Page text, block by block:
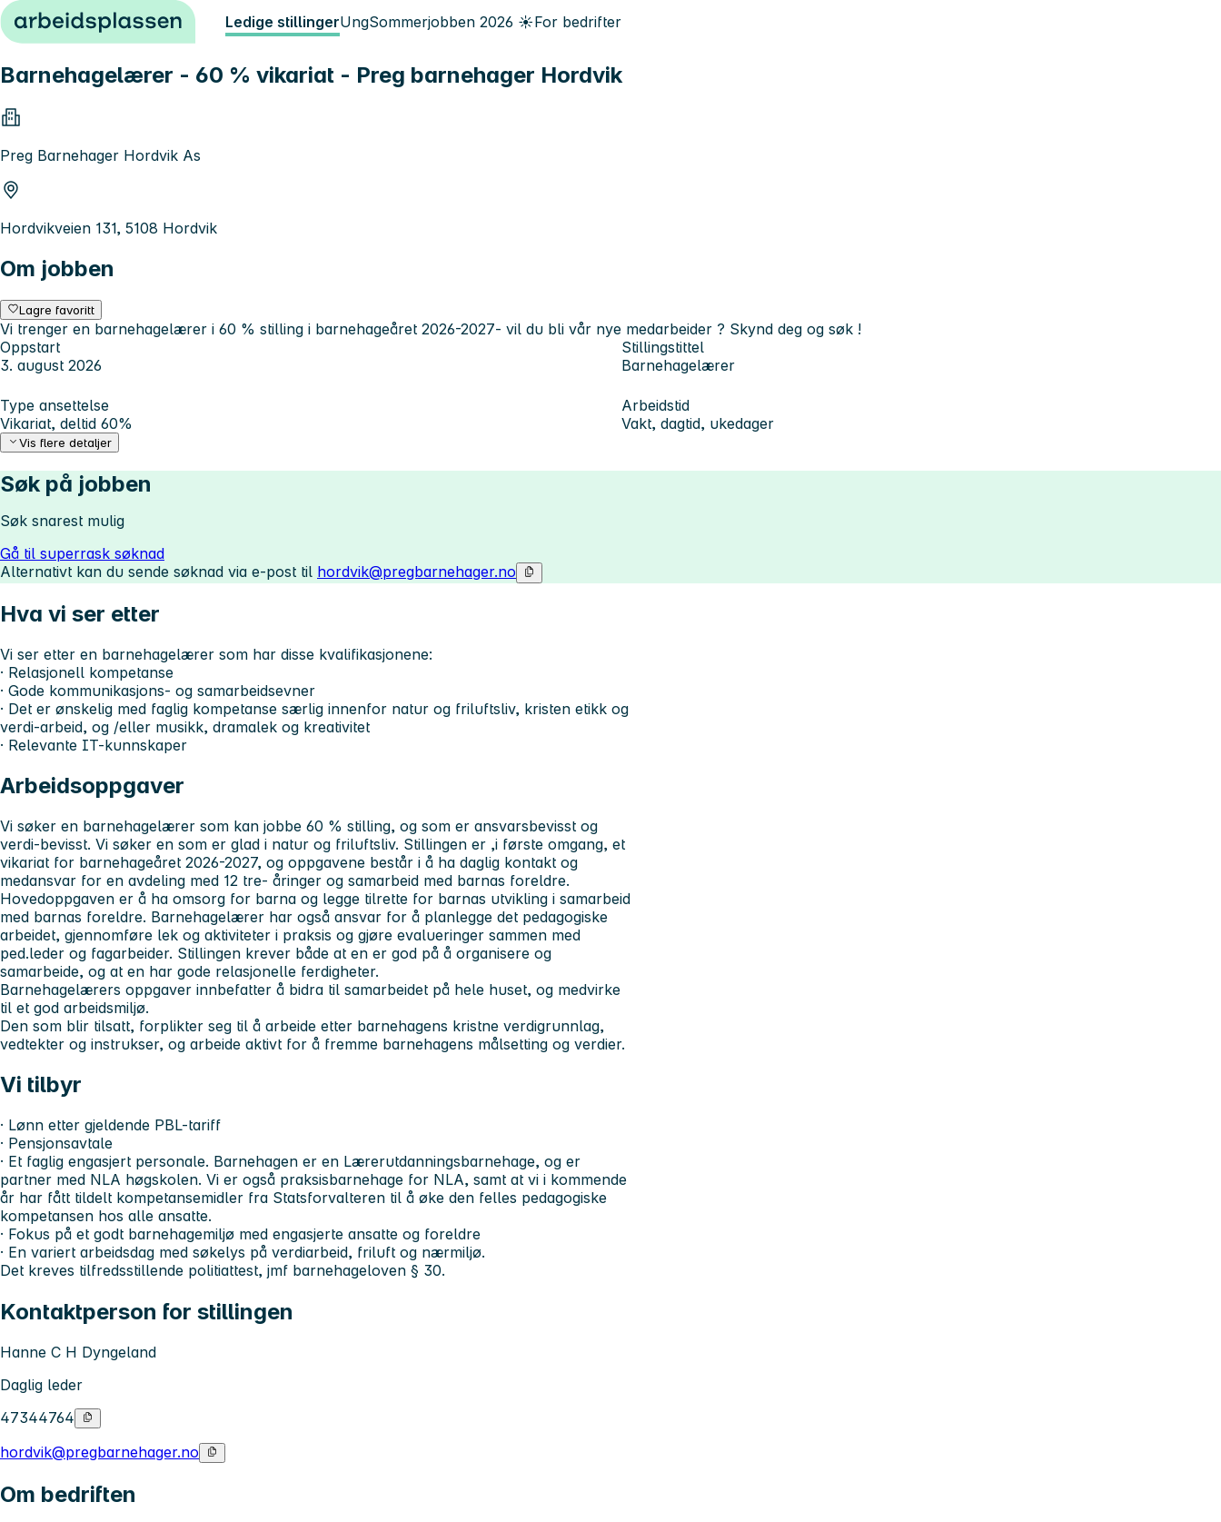
Hopp til innhold Ledige stillingerUngSommerjobben 2026 ☀️For bedrifter
Barnehagelærer - 60 % vikariat - Preg barnehager Hordvik
Preg Barnehager Hordvik As
Hordvikveien 131, 5108 Hordvik
Om jobben
Lagre favoritt
Vi trenger en barnehagelærer i 60 % stilling i barnehageåret 2026-2027- vil du bli vår nye medarbeider ? Skynd deg og søk !
Oppstart
3. august 2026
Stillingstittel
Barnehagelærer
Type ansettelse
Vikariat, deltid 60%
Arbeidstid
Vakt, dagtid, ukedager
Vis flere detaljer
Søk på jobben
Søk snarest mulig
Gå til superrask søknad
Alternativt kan du sende søknad via e-post til hordvik@pregbarnehager.no
Hva vi ser etter
Vi ser etter en barnehagelærer som har disse kvalifikasjonene:
· Relasjonell kompetanse
· Gode kommunikasjons- og samarbeidsevner
· Det er ønskelig med faglig kompetanse særlig innenfor natur og friluftsliv, kristen etikk og
verdi-arbeid, og /eller musikk, dramalek og kreativitet
· Relevante IT-kunnskaper
Arbeidsoppgaver
Vi søker en barnehagelærer som kan jobbe 60 % stilling, og som er ansvarsbevisst og
verdi-bevisst. Vi søker en som er glad i natur og friluftsliv. Stillingen er ,i første omgang, et
vikariat for barnehageåret 2026-2027, og oppgavene består i å ha daglig kontakt og
medansvar for en avdeling med 12 tre- åringer og samarbeid med barnas foreldre.
Hovedoppgaven er å ha omsorg for barna og legge tilrette for barnas utvikling i samarbeid
med barnas foreldre. Barnehagelærer har også ansvar for å planlegge det pedagogiske
arbeidet, gjennomføre lek og aktiviteter i praksis og gjøre evalueringer sammen med
ped.leder og fagarbeider. Stillingen krever både at en er god på å organisere og
samarbeide, og at en har gode relasjonelle ferdigheter.
Barnehagelærers oppgaver innbefatter å bidra til samarbeidet på hele huset, og medvirke
til et god arbeidsmiljø.
Den som blir tilsatt, forplikter seg til å arbeide etter barnehagens kristne verdigrunnlag,
vedtekter og instrukser, og arbeide aktivt for å fremme barnehagens målsetting og verdier.
Vi tilbyr
· Lønn etter gjeldende PBL-tariff
· Pensjonsavtale
· Et faglig engasjert personale. Barnehagen er en Lærerutdanningsbarnehage, og er
partner med NLA høgskolen. Vi er også praksisbarnehage for NLA, samt at vi i kommende
år har fått tildelt kompetansemidler fra Statsforvalteren til å øke den felles pedagogiske
kompetansen hos alle ansatte.
· Fokus på et godt barnehagemiljø med engasjerte ansatte og foreldre
· En variert arbeidsdag med søkelys på verdiarbeid, friluft og nærmiljø.
Det kreves tilfredsstillende politiattest, jmf barnehageloven § 30.
Kontaktperson for stillingen
Hanne C H Dyngeland
Daglig leder
47344764
hordvik@pregbarnehager.no
Om bedriften